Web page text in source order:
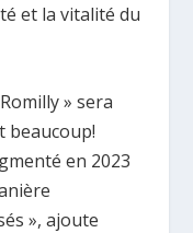
et la vitalité du
» sera
beaucoup!
en 2023
», ajoute